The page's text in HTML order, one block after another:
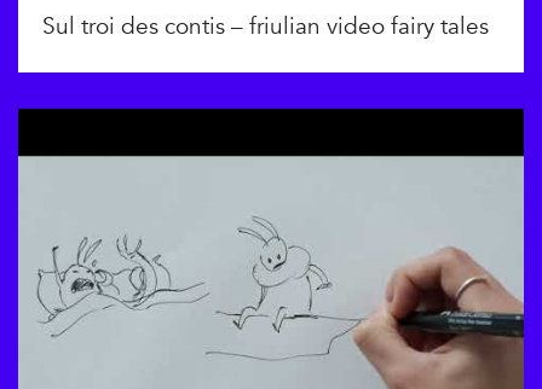
Sul troi des contis – friulian video fairy tales